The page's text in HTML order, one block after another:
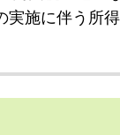
施に伴う所